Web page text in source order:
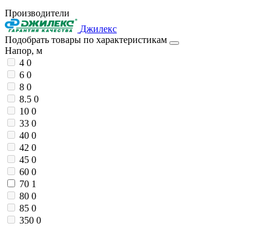
Производители
Джилекс
Подобрать товары по характеристикам
Напор, м
4 0
6 0
8 0
8.5 0
10 0
33 0
40 0
42 0
45 0
60 0
70 1
80 0
85 0
350 0